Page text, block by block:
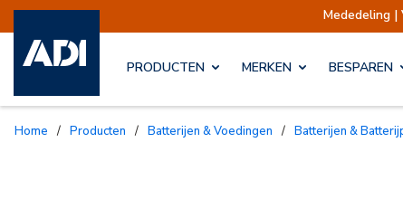
Mededeling |
PRODUCTEN MERKEN BESPAREN
Home / Producten / Batterijen & Voedingen / Batterijen &